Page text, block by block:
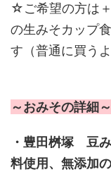
☆ご希望の方は
の生みそカップ
す（普通に買う
～おみその詳細～
・豊田桝塚 豆
料使用、無添加